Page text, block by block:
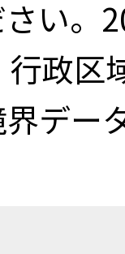
い。
政区
デー